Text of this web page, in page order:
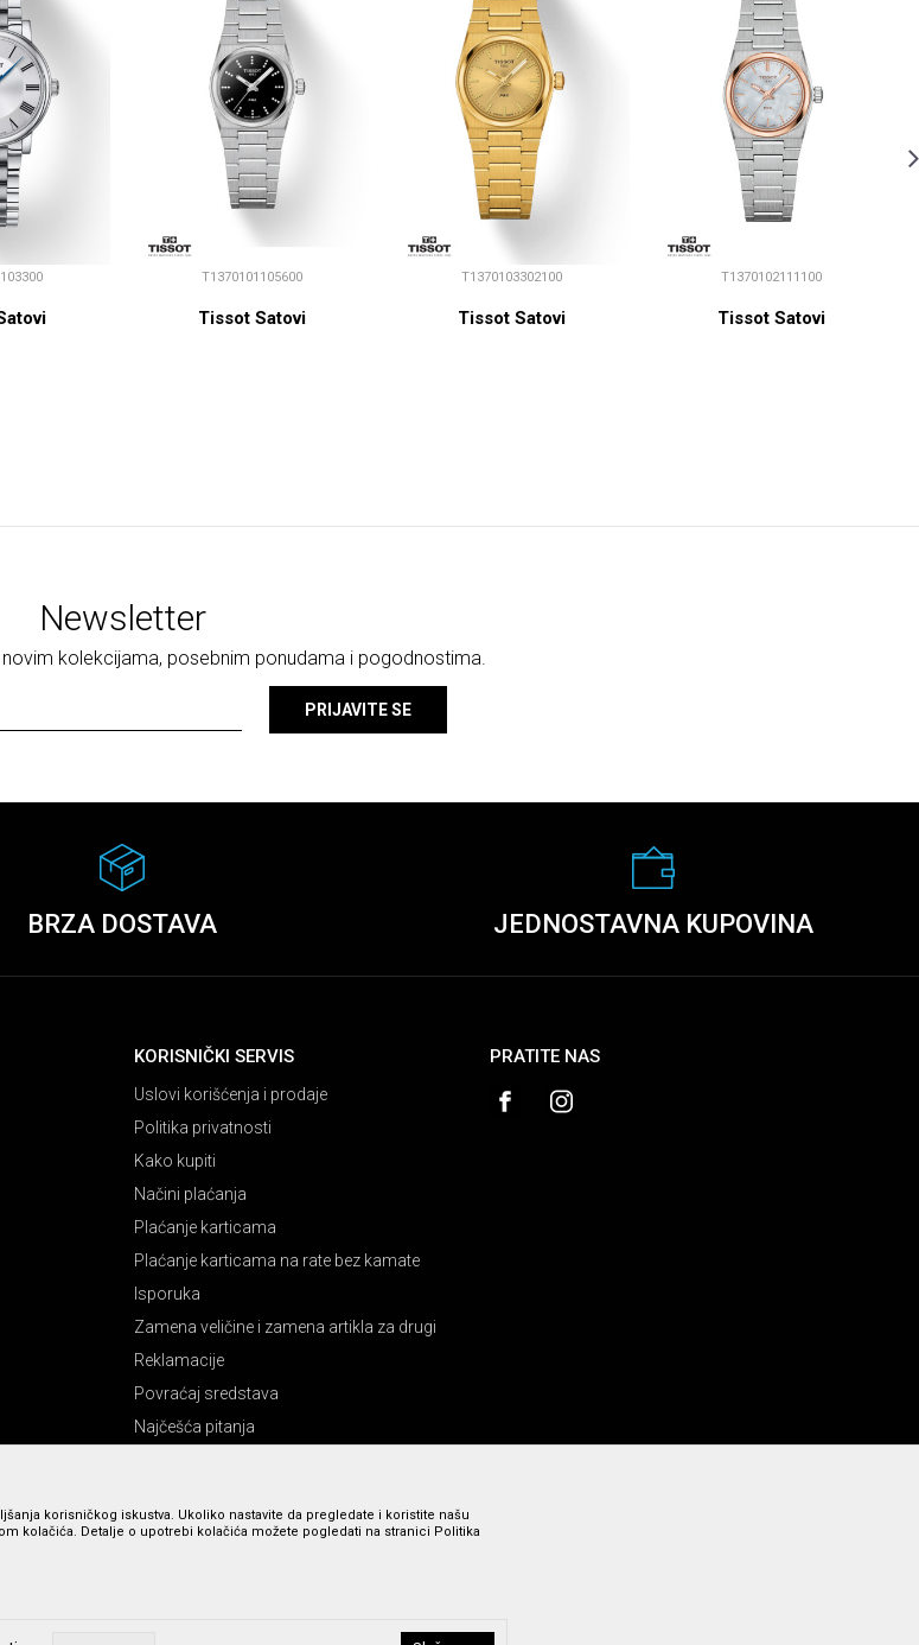
T1370101105600
Tissot Satovi
T1370103302100
Tissot Satovi
T1370102111100
Tissot Satovi
Newsletter
kolekcijama, posebnim ponudama i pogodnostima.
PRIJAVITE SE
BRZA DOSTAVA JEDNOSTAVNA KUPOVINA
KORISNIČKI SERVIS
Uslovi korišćenja i prodaje
Politika privatnosti
Kako kupiti
Načini plaćanja
Plaćanje karticama
Plaćanje karticama na rate bez kamate
Isporuka
Zamena veličine i zamena artikla za drugi
Reklamacije
Povraćaj sredstava
Najčešća pitanja
PRATITE NAS
korisničkog iskustva. Ukoliko nastavite da pregledate i koristite našu
kolačića. Detalje o upotrebi kolačića možete pogledati na stranici Politika